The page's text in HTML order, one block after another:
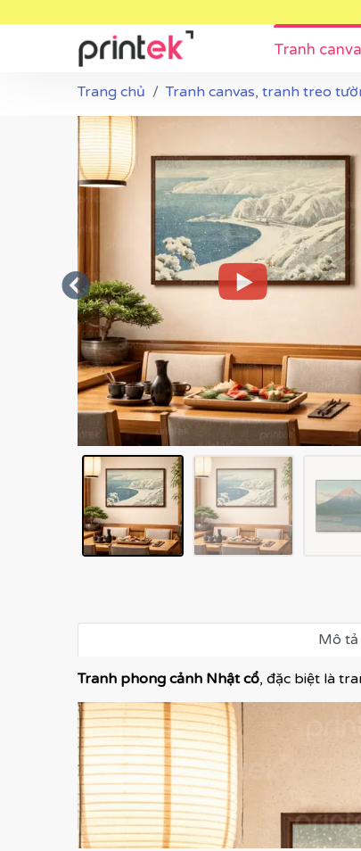
Tranh
Trang chủ Tranh canvas, tranh treo
Mô tả
Tranh phong cảnh Nhật cổ, đặc biệt là